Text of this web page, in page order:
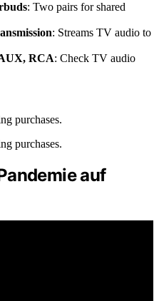
: Two pairs for shared
: Streams TV audio to
RCA: Check TV audio
purchases.
purchases.
auf